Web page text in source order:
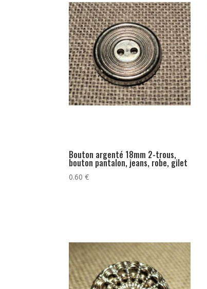
Bouton argenté 18mm 2-trous,
bouton pantalon, jeans, robe, gilet
0.60€